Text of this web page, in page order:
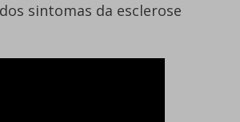
sintomas da esclerose